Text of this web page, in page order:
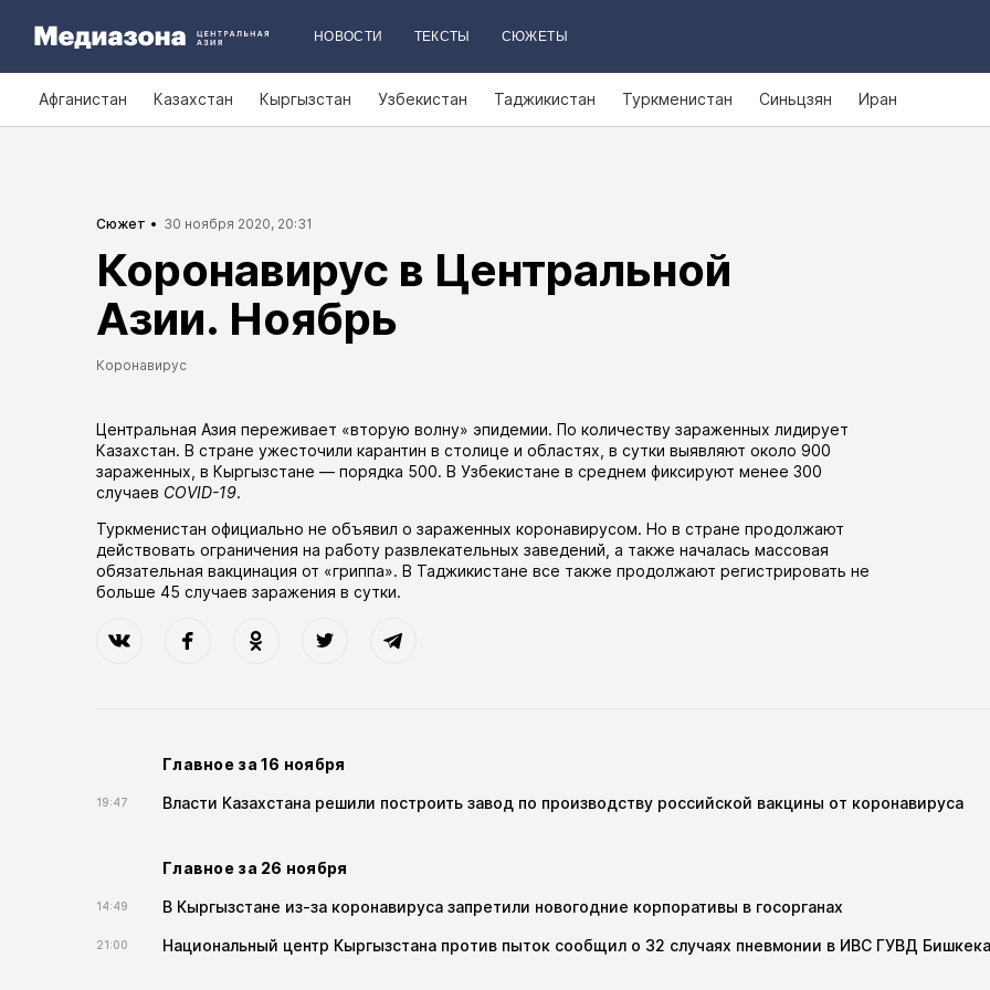
НОВОСТИ ТЕКСТЫ СЮЖЕТЫ
Афганистан Казахстан Кыргызстан Узбекистан Таджикистан Туркменистан Синьцзян Иран
Сюжет 30 ноября 2020, 20:31
Коронавирус в Центральной
Азии. Ноябрь
Коронавирус
Центральная Азия переживает «вторую волну» эпидемии. По количеству зараженных лидирует
Казахстан. В стране ужесточили карантин в столице и областях , в сутки выявляют около 900
зараженных, в Кыргызстане — порядка 500. В Узбекистане в среднем фиксируют менее 300
случаев COVID-19.
Туркменистан официально не объявил о зараженных коронавирусом. Но в стране продолжают
действовать ограничения на работу развлекательных заведений, а также началась массовая
обязательная вакцинация от «гриппа». В Таджикистане все также продолжают регистрировать не
больше 45 случаев заражения в сутки.
Главное за 16 ноября
19:47 Власти Казахстана решили построить завод по производству российской вакцины от коронавируса
Главное за 26 ноября
14:49 В Кыргызстане из-за коронавируса запретили новогодние корпоративы в госорганах
21:00 Национальный центр Кыргызстана против пыток сообщил о 32 случаях пневмонии в ИВС ГУВД Бишкека